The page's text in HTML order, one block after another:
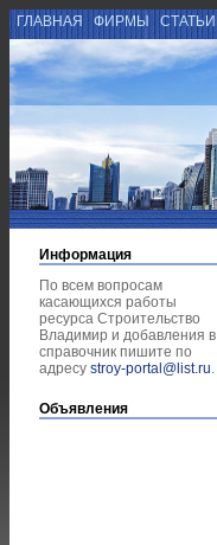
ГЛАВНАЯ ФИРМЫ СТАТЬИ
Информация
По всем вопросам
касающихся работы
ресурса Строительство
Владимир и добавления в
справочник пишите по
адресу stroy-portal@list.ru.
Объявления